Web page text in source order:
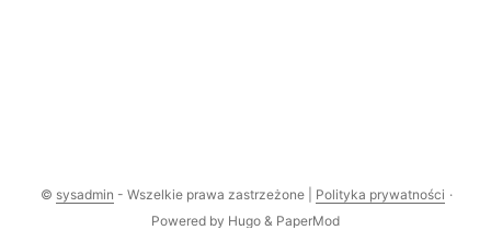
© sysadmin - Wszelkie prawa zastrzeżone | Polityka prywatności ·
Powered by Hugo & PaperMod